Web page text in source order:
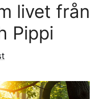
livet från
Pippi